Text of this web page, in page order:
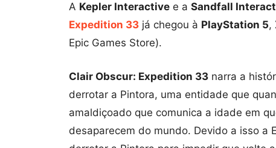
A Kepler Interactive e a Sandfall
Expedition 33 já chegou à PlayStation 5,
Epic Games Store).
Clair Obscur: Expedition 33 narra a
derrotar a Pintora, uma entidade que
amaldiçoado que comunica a idade em
desaparecem do mundo. Devido a isso a